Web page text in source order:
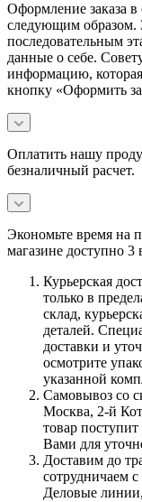
Оформление заказа
следующим образом.
последовательным
данные о себе.
информацию,
кнопку «Оформить
Оплатить нашу
безналичный расчет.
Экономьте время на
магазине доступно 3
Курьерская
только в
склад,
деталей.
доставки и
осмотрите
указанной
Самовывоз со
Москва, 2-й
товар поступит
Вами для
Доставим до
сотрудничаем
Деловые